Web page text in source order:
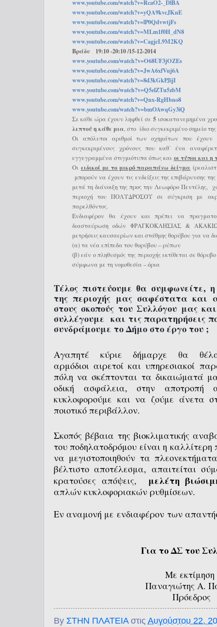
www.youtube.com/watch?v=RcaO2-_DlBA
www.youtube.com/watch?v=yQA9kvcJKnE
www.youtube.com/watch?v=lP0QdvwtjFs
www.youtube.com/watch?v=MLm1f0H_dN8
www.youtube.com/watch?v=CagjcL9M2KQ
Βράδυ 19:10 -20:10 /15-12-2014
www.youtube.com/watch?v=O68UF3jOZEs
www.youtube.com/watch?v=JwA6xfVuj6A
www.youtube.com/watch?v=8d3kGkPJijI
www.youtube.com/watch?v=Q5elZTu5zbM
www.youtube.com/watch?v=Qnx-RgHbno8
www.youtube.com/watch?v=bmOAwqGy3iQ
Σε κάθε ώρα έχουν ληφθεί σε 5 ισοκατανεμημένα
λεπτού η κάθε μια , στο ίδιο συγκεκριμένο σημείο
Οι απόλυτοι αριθμοί των οχημάτων που έχουν
συγκεκριμένους χρόνους που καθ΄ ένα
εγγεγραμμένα στιγμιότυπα όπως και οι τύποι και
Οι ειδικοί με το μικρό παραπάνω δείγμα
μπορούν να έχουν τις ενδείξεις της επιβάρυνσης
μετά τη διάνοιξη της προς την Λεωφόρο Πεντέλης,
περιοχή του ΠΟΛΥΔΡΟΣΟΥ σε σύγκριση με
παρελθόντος.
Ενδιαφέρον θα έχουν και πρέπει να
διασταύρωση οδών ΦΡΑΓΚΟΚΛΗΣΙΑΣ & ΑΚΑΚΙΩΝ
μετρήσεις καυσαερίων και στάθμης θορύβου για να
(α) τα νέα επίπεδα του θορύβου – ρύπων
(β) εάν ο πληθυσμός της περιοχής εκτίθεται σε
σύμφωνα με τη νομοθεσία – όρια
Τέλος πιστεύουμε θα συμφωνείτε,
της περιοχής μας σαφέστατα και
στους σκοπούς του Συλλόγου μας
συλλέγουμε και τις παρατηρήσεις
συνδράμουμε το Δήμο στο έργο του ;
Αγαπητέ κύριε δήμαρχε θα
αρμόδιοιαιρετοί καιυπηρεσιακοί
πόλη να σκέπτονται τα δικαιώματά
οδική ασφάλεια, στην αποτροπή
κυκλοφορούμε και να ζούμε άνετα
ποιοτικό περιβάλλον.
Σκοπός βέβαια της βιοκλιματικής
του ποδηλατοδρόμου είναι η
να μεγιστοποιηθούν τα
βέλτιστο αποτέλεσμα, απαιτείται
κρατούσες απόψεις, μελέτη
απλών κυκλοφοριακών ρυθμίσεων.
Εν αναμονή με ενδιαφέρον των
Για το ΔΣ του
Με εκτίμηση
Παναγιώτης Α.
Πρόεδρος
By ΣΤΗΝ ΠΛΑΤΕΙΑ στις Αυγούστου 22,